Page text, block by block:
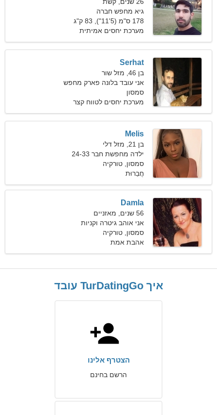
גיא מחפש חברה
178 ס"מ (5'11"), 83 ק"ג
(182 פאונד)
מערכת יחסים אמיתית
Serhat
בן 46, מזל שור
אני עובד בלונה פארק מחפש
את האישה המושלמת
סמסון
מערכת יחסים לטווח קצר
Melis
בן 21, מזל דלי
ילדה מחפשת חבר 24-33
סמסון, טורקיה
חֲבֵרוּת
Damla
56 שנים, מאזניים
אני אוהב גיטרה וקניות
סמסון, טורקיה
אהבת אמת
איך TurDatingGo עובד
הצטרף אלינו
הרשם בחינם